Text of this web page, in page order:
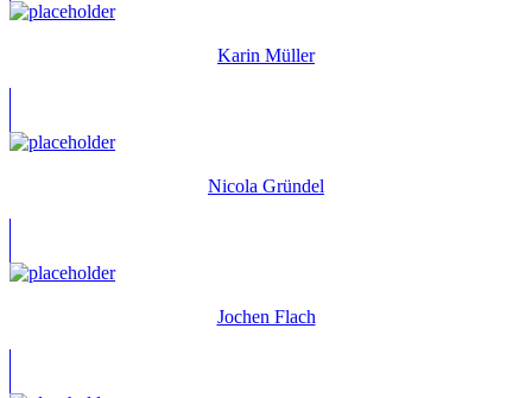
Karin Müller
Nicola Gründel
Jochen Flach